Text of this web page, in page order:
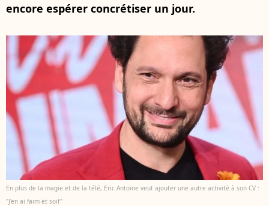
encore espérer concrétiser un jour.
En plus de la magie et de la télé, Eric Antoine veut ajouter une autre activité à son CV :
"J'en ai faim et soif"